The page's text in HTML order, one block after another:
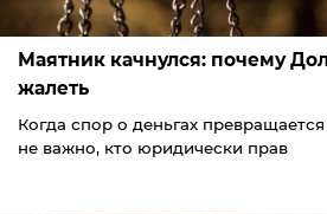
Маятник качнулся: почему
жалеть
Когда спор о деньгах
не важно, кто юридически прав